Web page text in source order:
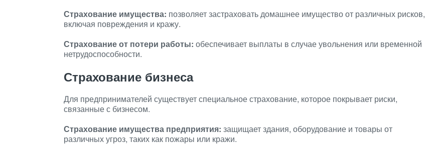
Страхование имущества: позволяет застраховать домашнее имущество от различных рисков,
включая повреждения и кражу.
Страхование от потери работы: обеспечивает выплаты в случае увольнения или временной
нетрудоспособности.
Страхование бизнеса
Для предпринимателей существует специальное страхование, которое покрывает риски,
связанные с бизнесом.
Страхование имущества предприятия: защищает здания, оборудование и товары от
различных угроз, таких как пожары или кражи.